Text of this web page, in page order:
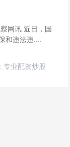
网讯 近日，国
和违法违....
专业配资炒股